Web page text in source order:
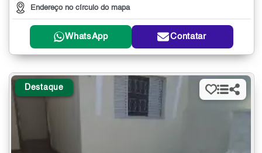
Endereço no círculo do mapa
WhatsApp Contatar
Destaque